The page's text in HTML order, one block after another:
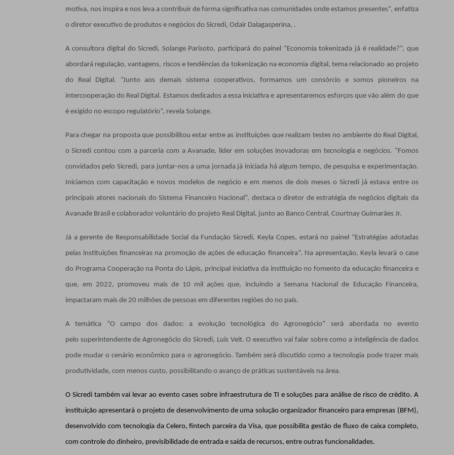
motiva, nos inspira e nos leva a contribuir de forma significativa nas comunidades onde estamos presentes”, enfatiza
o diretor executivo de produtos e negócios do Sicredi, Odair Dalagasperina, .
A consultora digital do Sicredi, Solange Parisoto, participará do painel “Economia tokenizada já é realidade?”, que
abordará regulação, vantagens, riscos e tendências da tokenização na economia digital, tema relacionado ao projeto
do Real Digital. “Junto aos demais sistema cooperativos, formamos um consórcio e somos pioneiros na
intercooperação do Real Digital. Estamos dedicados a essa iniciativa e apresentaremos esforços que vão além do que
é exigido no escopo regulatório”, revela Solange.
Para chegar na proposta que possibilitou estar entre as instituições que realizam testes no ambiente do Real Digital,
o Sicredi contou com a parceria com a Avanade, líder em soluções inovadoras em tecnologia e negócios. “Fomos
convidados pelo Sicredi, para juntar-nos a uma jornada já iniciada há algum tempo, de pesquisa e experimentação.
Iniciamos com capacitação e novos modelos de negócio e em menos de dois meses o Sicredi já estava entre os
principais atores nacionais do Sistema Financeiro Nacional”, destaca o diretor de estratégia de negócios digitais da
Avanade Brasil e colaborador voluntário do projeto Real Digital, junto ao Banco Central, Courtnay Guimarães Jr.
Já a gerente de Responsabilidade Social da Fundação Sicredi, Keyla Copes, estará no painel “Estratégias adotadas
pelas instituições financeiras na promoção de ações de educação financeira”. Na apresentação, Keyla levará o case
do Programa Cooperação na Ponta do Lápis, principal iniciativa da instituição no fomento da educação financeira e
que, em 2022, promoveu mais de 10 mil ações que, incluindo a Semana Nacional de Educação Financeira,
impactaram mais de 20 milhões de pessoas em diferentes regiões do no país.
A temática “O campo dos dados: a evolução tecnológica do Agronegócio” será abordada no evento
pelo superintendente de Agronegócio do Sicredi, Luis Veit. O executivo vai falar sobre como a inteligência de dados
pode mudar o cenário econômico para o agronegócio. Também será discutido como a tecnologia pode trazer mais
produtividade, com menos custo, possibilitando o avanço de práticas sustentáveis na área.
O Sicredi também vai levar ao evento cases sobre infraestrutura de TI e soluções para análise de risco de crédito. A
instituição apresentará o projeto de desenvolvimento de uma solução organizador financeiro para empresas (BFM),
desenvolvido com tecnologia da Celero, fintech parceira da Visa, que possibilita gestão de fluxo de caixa completo,
com controle do dinheiro, previsibilidade de entrada e saída de recursos, entre outras funcionalidades.